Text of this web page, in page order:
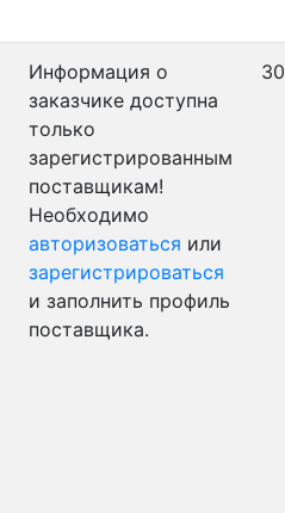
Информация о
заказчике доступна
только
зарегистрированным
поставщикам!
Необходимо
авторизоваться или
зарегистрироваться
и заполнить профиль
поставщика.